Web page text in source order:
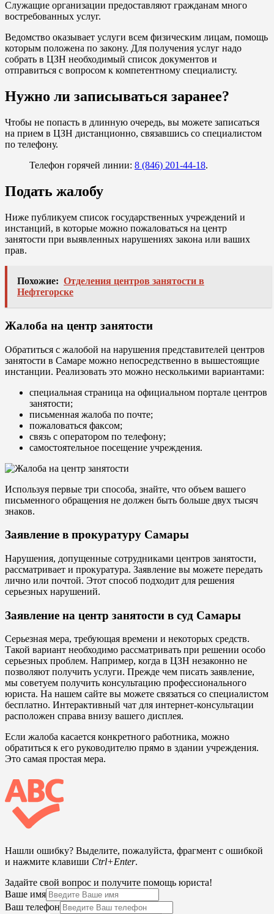
Служащие организации предоставляют гражданам много
востребованных услуг.
Ведомство оказывает услуги всем физическим лицам, помощь
которым положена по закону. Для получения услуг надо
собрать в ЦЗН необходимый список документов и
отправиться с вопросом к компетентному специалисту.
Нужно ли записываться заранее?
Чтобы не попасть в длинную очередь, вы можете записаться
на прием в ЦЗН дистанционно, связавшись со специалистом
по телефону.
Телефон горячей линии: 8 (846) 201-44-18.
Подать жалобу
Ниже публикуем список государственных учреждений и
инстанций, в которые можно пожаловаться на центр
занятости при выявленных нарушениях закона или ваших
прав.
Похожие: Отделения центров занятости в
Нефтегорске
Жалоба на центр занятости
Обратиться с жалобой на нарушения представителей центров
занятости в Самаре можно непосредственно в вышестоящие
инстанции. Реализовать это можно несколькими вариантами:
специальная страница на официальном портале центров
занятости;
письменная жалоба по почте;
пожаловаться факсом;
связь с оператором по телефону;
самостоятельное посещение учреждения.
Используя первые три способа, знайте, что объем вашего
письменного обращения не должен быть больше двух тысяч
знаков.
Заявление в прокуратуру Самары
Нарушения, допущенные сотрудниками центров занятости,
рассматривает и прокуратура. Заявление вы можете передать
лично или почтой. Этот способ подходит для решения
серьезных нарушений.
Заявление на центр занятости в суд Самары
Серьезная мера, требующая времени и некоторых средств.
Такой вариант необходимо рассматривать при решении особо
серьезных проблем. Например, когда в ЦЗН незаконно не
позволяют получить услуги. Прежде чем писать заявление,
мы советуем получить консультацию профессионального
юриста. На нашем сайте вы можете связаться со специалистом
бесплатно. Интерактивный чат для интернет-консультации
расположен справа внизу вашего дисплея.
Если жалоба касается конкретного работника, можно
обратиться к его руководителю прямо в здании учреждения.
Это самая простая мера.
Нашли ошибку? Выделите, пожалуйста, фрагмент с ошибкой
и нажмите клавиши Ctrl+Enter.
Задайте свой вопрос и получите помощь юриста!
Ваше имя
Ваш телефон